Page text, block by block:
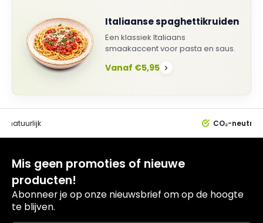
Italiaanse spaghettikruiden
Een klassiek Italiaans
smaakaccent voor pasta en saus.
Vanaf €5,95 ›
natuurlijk CO₂-
Mis geen promoties of nieuwe
producten!
Abonneer je op onze nieuwsbrief om op de hoogte
te blijven.